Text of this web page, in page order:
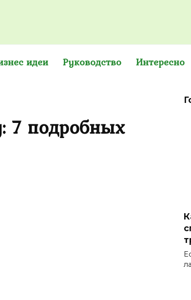
идеи Руководство Интересно
7 подробных